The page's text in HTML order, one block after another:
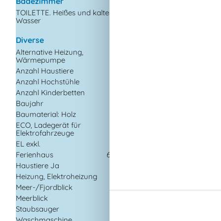
TOILETTE. Heißes und kaltes
Wasser
Diverse
Alternative Heizung,
Wärmepumpe
Anzahl Haustiere
Anzahl Hochstühle
Anzahl Kinderbetten
Baujahr
Baumaterial: Holz
ECO, Ladegerät für
Elektrofahrzeuge
EL exkl.
Ferienhaus
65 m²
Haustiere Ja
Heizung, Elektroheizung
Meer-/Fjordblick
Meerblick
Staubsauger
In der Nähe